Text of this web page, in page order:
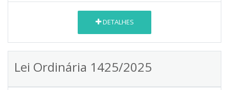
DETALHES
Lei Ordinária 1425/2025